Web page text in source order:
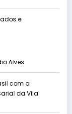
e
Alves
com a
da Vila